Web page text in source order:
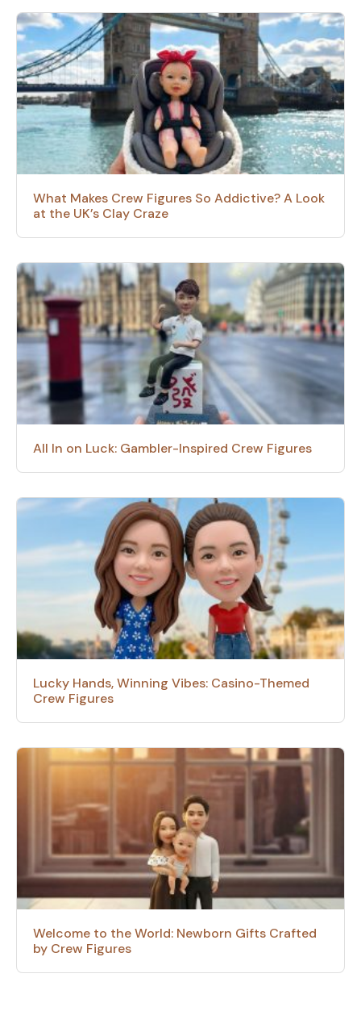
What Makes Crew Figures So Addictive? A Look
at the UK’s Clay Craze
All In on Luck: Gambler-Inspired Crew Figures
Lucky Hands, Winning Vibes: Casino-Themed
Crew Figures
Welcome to the World: Newborn Gifts Crafted
by Crew Figures